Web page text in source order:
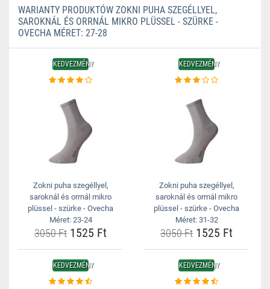
WARIANTY PRODUKTÓW ZOKNI PUHA SZEGÉLLYEL,
SAROKNÁL ÉS ORRNÁL MIKRO PLÜSSEL - SZÜRKE -
OVECHA MÉRET: 27-28
KEDVEZMÉNY
Zokni puha szegéllyel,
saroknál és orrnál mikro
plüssel - szürke - Ovecha
Méret: 23-24
3050 Ft 1525 Ft
KEDVEZMÉNY
Zokni puha szegéllyel,
saroknál és orrnál mikro
plüssel - szürke - Ovecha
Méret: 31-32
3050 Ft 1525 Ft
KEDVEZMÉNY KEDVEZMÉNY